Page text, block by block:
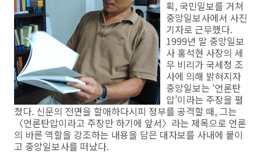
획, 국민일보를 거쳐
중앙일보사에서 사진
기자로 근무했다.
1999년 말 중앙일보
사 홍석현 사장의 세
무 비리가 국세청 조
사에 의해 밝혀지자
중앙일보는 ‘언론탄
압’이라는 주장을 펼
쳤다. 신문의 전면을 할애하다시피 정부를 공격할 때, 그는
〈언론탄압이라고 주장만 하기에 앞서〉라는 제목으로 언론
의 바른 역할을 강조하는 내용을 담은 대자보를 사내에 붙이
고 중앙일보사를 떠났다.